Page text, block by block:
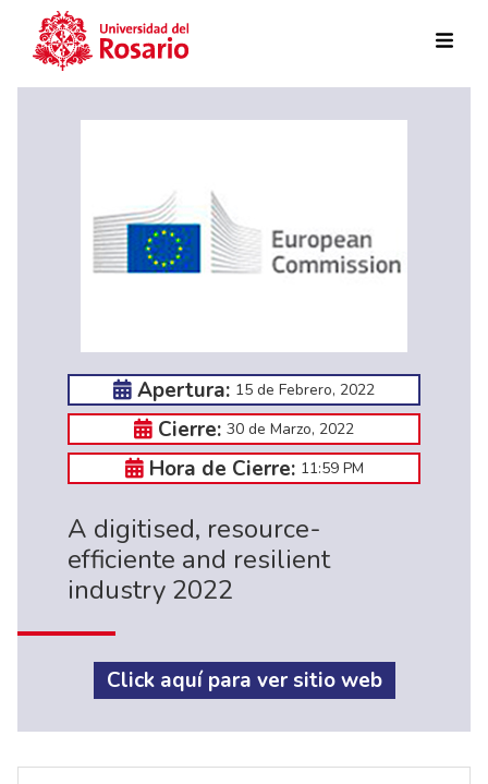
Apertura: 15 de Febrero, 2022
Cierre: 30 de Marzo, 2022
Hora de Cierre: 11:59 PM
A digitised, resource-
efficiente and resilient
industry 2022
Click aquí para ver sitio web